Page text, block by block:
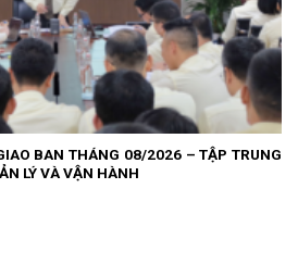
BAN THÁNG 08/2026 – TẬP TRUNG
LÝ VÀ VẬN HÀNH